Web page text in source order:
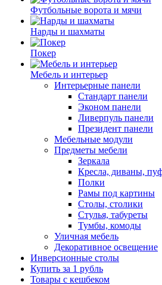
Футбольные ворота и мячи
Нарды и шахматы
Покер
Мебель и интерьер
Интерьерные панели
Стандарт панели
Эконом панели
Ливерпуль панели
Президент панели
Мебельные модули
Предметы мебели
Зеркала
Кресла, диваны,
Полки
Рамы под картины
Столы, столики
Стулья, табуреты
Тумбы, комоды
Уличная мебель
Декоративное освещение
Инверсионные столы
Купить за 1 рубль
Товары с кешбеком